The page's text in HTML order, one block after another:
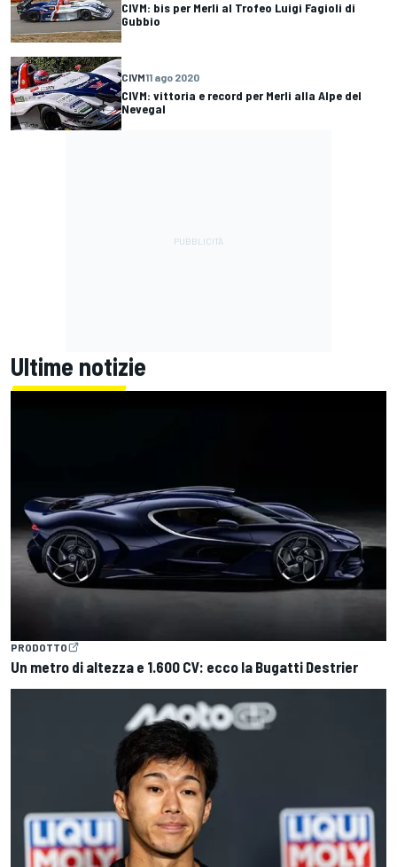
CIVM: bis per Merli al Trofeo Luigi Fagioli di
Gubbio
CIVM11 ago 2020
CIVM: vittoria e record per Merli alla Alpe del
Nevegal
Ultime notizie
PRODOTTO
Un metro di altezza e 1.600 CV: ecco la Bugatti Destrier